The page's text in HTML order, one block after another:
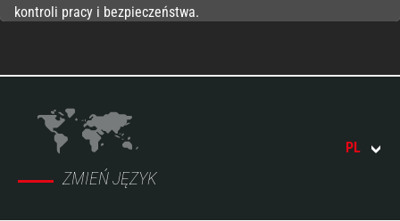
kontroli pracy i bezpieczeństwa.
ZMIEŃ JĘZYK
PL